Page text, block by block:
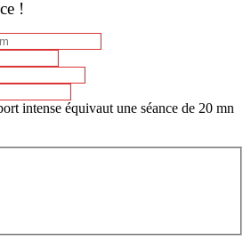
!
intense équivaut une séance de 20 mn